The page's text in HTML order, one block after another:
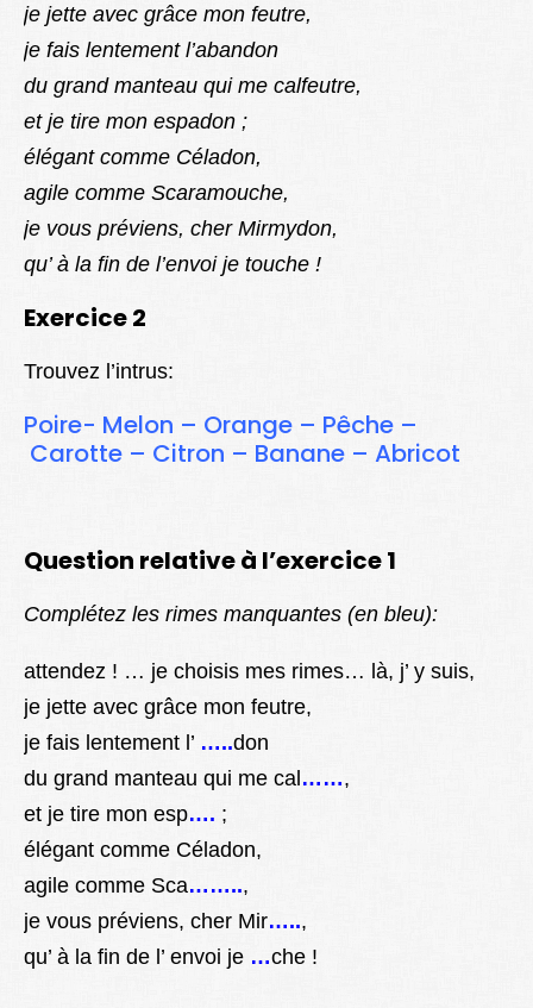
je jette avec grâce mon feutre,
je fais lentement l’abandon
du grand manteau qui me calfeutre,
et je tire mon espadon ;
élégant comme Céladon,
agile comme Scaramouche,
je vous préviens, cher Mirmydon,
qu’ à la fin de l’envoi je touche !
Exercice 2
Trouvez l’intrus:
Poire- Melon – Orange – Pêche –
Carotte – Citron – Banane – Abricot
Question relative à l’exercice 1
Complétez les rimes manquantes (en bleu):
attendez ! … je choisis mes rimes… là, j’ y suis,
je jette avec grâce mon feutre,
je fais lentement l’ …..don
du grand manteau qui me cal ……,
et je tire mon esp…. ;
élégant comme Céladon,
agile comme Sca……..,
je vous préviens, cher Mir…..,
qu’ à la fin de l’ envoi je …che !